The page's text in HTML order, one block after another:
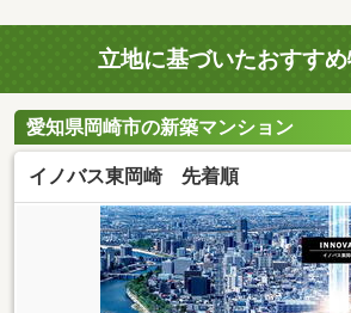
立地に基づいたおすす
愛知県岡崎市の新築マンション
イノバス東岡崎 先着順